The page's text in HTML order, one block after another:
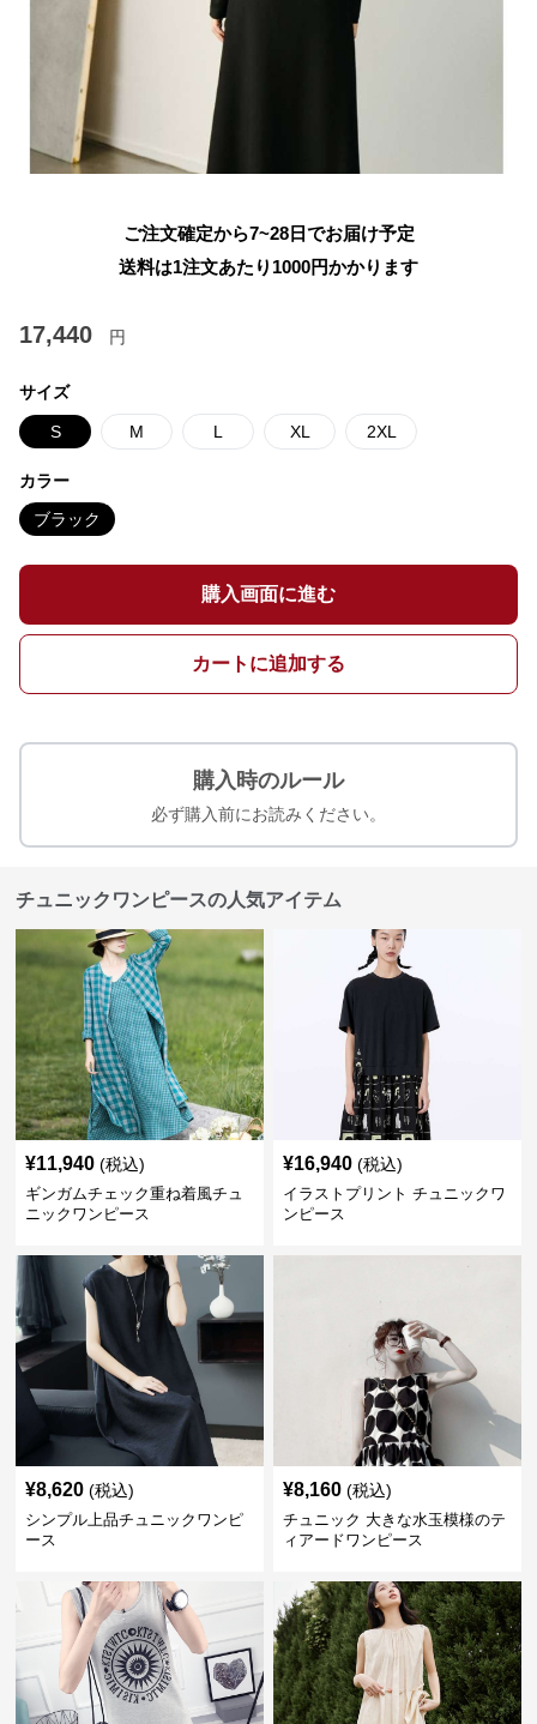
ご注文確定から7~28日でお届け予定
送料は1注文あたり 1000円かかります
17,440 円
サイズ
S M L XL 2XL
カラー
ブラック
購入画面に進む
カートに追加する
購入時のルール
必ず購入前にお読みください。
チュニックワンピースの人気アイテム
¥11,940 (税込)
ギンガムチェック重ね着風チュ
ニックワンピース
¥16,940 (税込)
イラストプリント チュニックワ
ンピース
¥8,620 (税込)
シンプル上品チュニックワンピ
ース
¥8,160 (税込)
チュニック 大きな水玉模様のテ
ィアードワンピース